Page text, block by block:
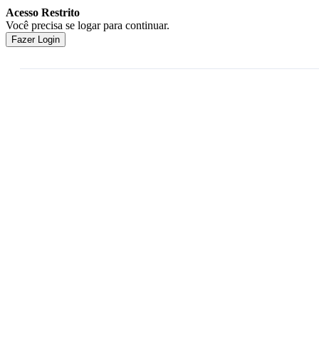
Acesso Restrito
Você precisa se logar para continuar.
Fazer Login